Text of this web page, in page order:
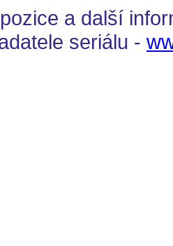
a další
seriálu -